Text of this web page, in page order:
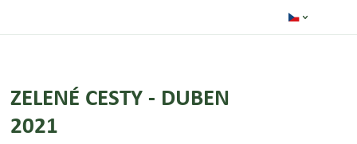
ZELENÉ CESTY - DUBEN
2021